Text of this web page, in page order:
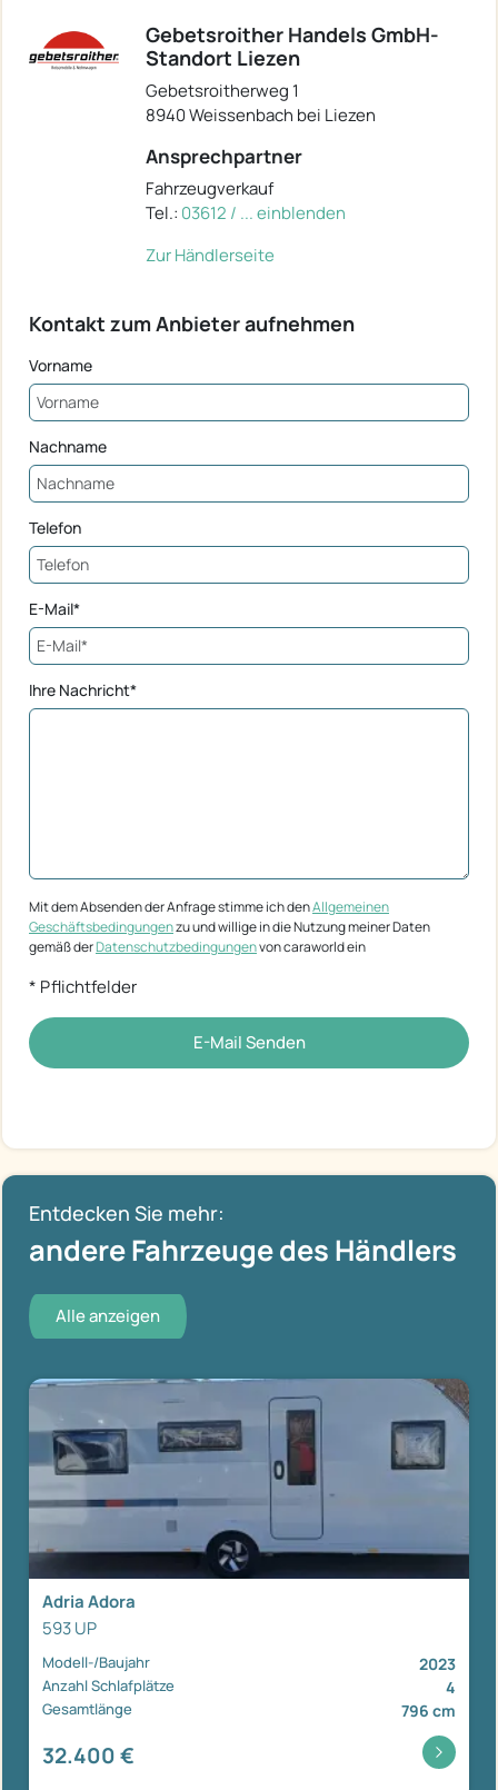
Gebetsroither Handels GmbH-
Standort Liezen
Gebetsroitherweg 1
8940 Weissenbach bei Liezen
Ansprechpartner
Fahrzeugverkauf
Tel.: 03612 / ... einblenden
Zur Händlerseite
Kontakt zum Anbieter aufnehmen
Vorname
Nachname
Telefon
E-Mail*
Ihre Nachricht*
Mit dem Absenden der Anfrage stimme ich denAllgemeinen
Geschäftsbedingungenzu und willige in die Nutzung meiner Daten
gemäß derDatenschutzbedingungenvon caraworld ein
* Pflichtfelder
E-Mail Senden
Entdecken Sie mehr:
andere Fahrzeuge des Händlers
Alle anzeigen
Adria Adora
593 UP
Modell-/Baujahr 2023
Anzahl Schlafplätze 4
Gesamtlänge 796 cm
32.400 €